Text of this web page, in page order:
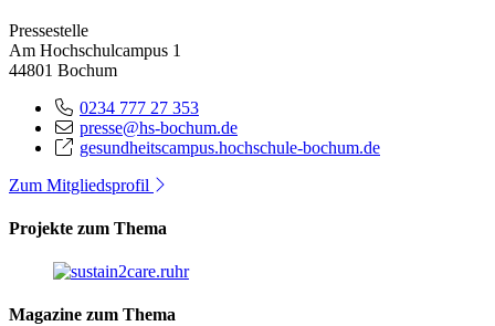
Pressestelle
Am Hochschulcampus 1
44801 Bochum
0234 777 27 353
presse@hs-bochum.de
gesundheitscampus.hochschule-bochum.de
Zum Mitgliedsprofil
Projekte zum Thema
Magazine zum Thema